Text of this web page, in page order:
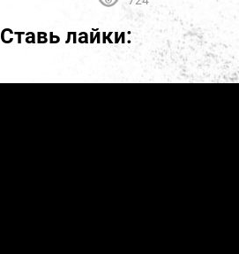
Ставь лайки: